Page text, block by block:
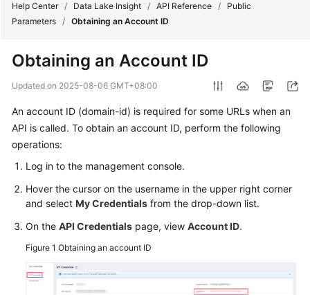
New
Bulletin
Service
Billing
Getting
User
Guide
Help Center / Data Lake Insight / API Reference /
Public
Parameters / Obtaining an Account ID
Obtaining an Account ID
Updated on 2025-08-06 GMT+08:00
An account ID (domain-id) is required for some URLs when an
API is called. To obtain an account ID, perform the following
operations:
Log in to the management console.
Hover the cursor on the username in the upper right corner
and select My Credentials from the drop-down list.
On the API Credentials page, view Account ID.
Figure 1 Obtaining an account ID